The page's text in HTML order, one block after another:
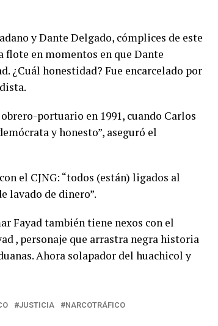
y Dante Delgado, cómplices de este
flote en momentos en que Dante
¿Cuál honestidad? Fue encarcelado por
portuario en 1991, cuando Carlos
y honesto”, aseguró el
el CJNG: “todos (están) ligados al
lavado de dinero”.
Fayad también tiene nexos con el
, personaje que arrastra negra historia
Ahora solapador del huachicol y
JUSTICIA
NARCOTRÁFICO